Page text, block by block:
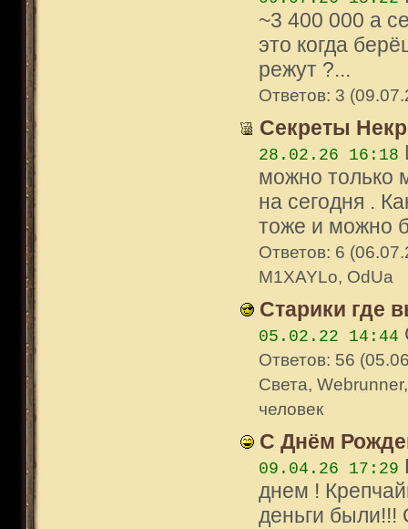
~3 400 000 а
это когда
режут ?...
Ответов: 3
Секреты
28.02.26 16:18
можно только
на сегодня .
тоже и можно
Ответов: 6
M1XAYLo, OdUa
Старики где
05.02.22 14:44
Ответов: 56
Света,
человек
С Днём
09.04.26 17:29
днем !
деньги были!!!